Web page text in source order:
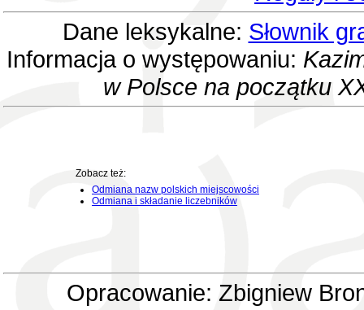
Dane leksykalne: Słownik
Informacja o występowaniu:
w Polsce na początku
Zobacz też:
Odmiana nazw polskich miejscowości
Odmiana i składanie liczebników
Opracowanie: Zbigniew